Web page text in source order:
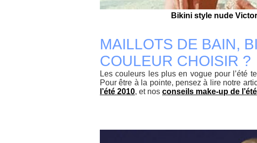
Bikini style nude
MAILLOTS DE BAIN,
COULEUR CHOISIR ?
Les couleurs les plus en vogue pour l’été
Pour être à la pointe, pensez à lire notre
l’été 2010, et nos conseils make-up de l’été